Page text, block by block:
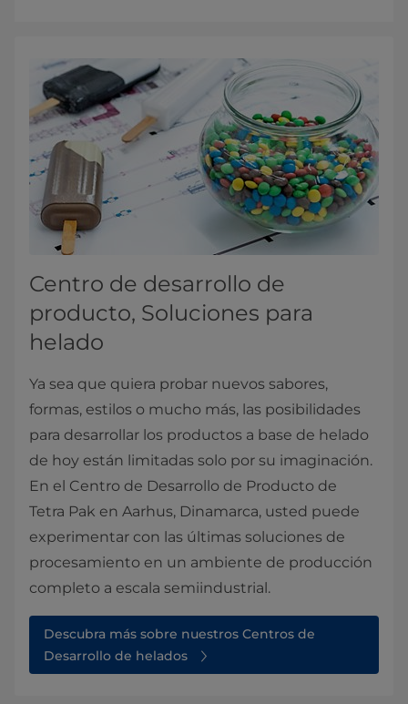
Centro de desarrollo de
producto, Soluciones para
helado
Ya sea que quiera probar nuevos sabores,
formas, estilos o mucho más, las posibilidades
para desarrollar los productos a base de helado
de hoy están limitadas solo por su imaginación.
En el Centro de Desarrollo de Producto de
Tetra Pak en Aarhus, Dinamarca, usted puede
experimentar con las últimas soluciones de
procesamiento en un ambiente de producción
completo a escala semiindustrial.
Descubra más sobre nuestros Centros de
Desarrollo de helados